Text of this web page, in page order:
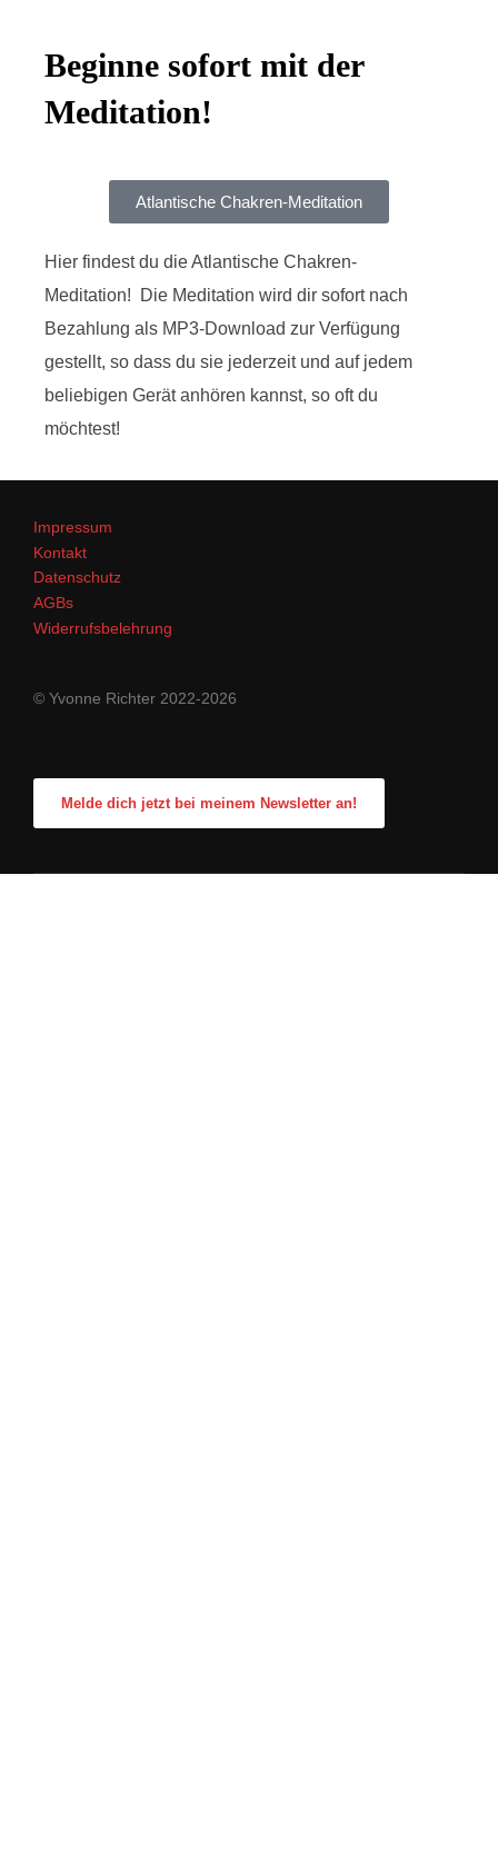
Beginne sofort mit der
Meditation!
Atlantische Chakren-Meditation
Hier findest du die Atlantische Chakren-
Meditation! Die Meditation wird dir sofort nach
Bezahlung als MP3-Download zur Verfügung
gestellt, so dass du sie jederzeit und auf jedem
beliebigen Gerät anhören kannst, so oft du
möchtest!
Impressum
Kontakt
Datenschutz
AGBs
Widerrufsbelehrung
© Yvonne Richter 2022-2026
Melde dich jetzt bei meinem Newsletter an!